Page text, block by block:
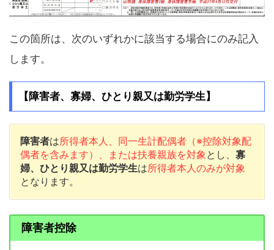
この箇所は、次のいずれかに該当する場合にのみ記入
します。
【障害者、寡婦、ひとり親又は勤労学生】
障害者は所得者本人、同一生計配偶者（※控除対象配
偶者を含みます）、または扶養親族を対象 とし、 寡
婦、ひとり親又は勤労学生は所得者本人のみが対象
となります。
障害者控除